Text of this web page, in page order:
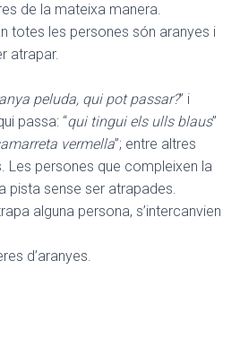
de la mateixa manera.
totes les persones són aranyes i
atrapar.
peluda, qui pot passar?” i
passa: “qui tingui els ulls blaus”
vermella”; entre altres
Les persones que compleixen la
pista sense ser atrapades.
alguna persona, s’intercanvien
d’aranyes.